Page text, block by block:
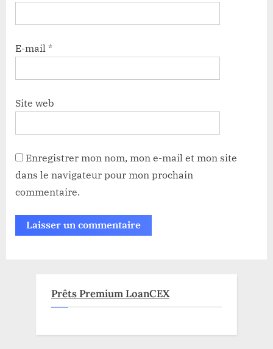
E-mail *
Site web
Enregistrer mon nom, mon e-mail et mon site
dans le navigateur pour mon prochain
commentaire.
Prêts Premium LoanCEX